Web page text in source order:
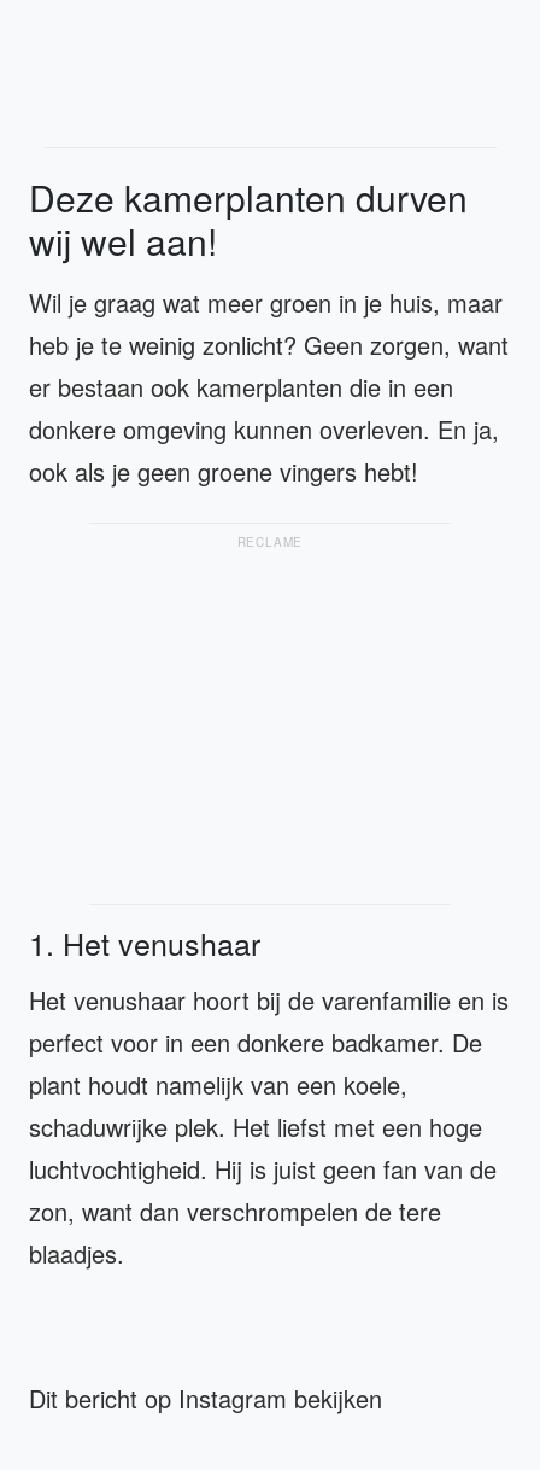
Deze kamerplanten durven
wij wel aan!
Wil je graag wat meer groen in je huis, maar
heb je te weinig zonlicht? Geen zorgen, want
er bestaan ook kamerplanten die in een
donkere omgeving kunnen overleven. En ja,
ook als je geen groene vingers hebt!
RECLAME
1. Het venushaar
Het venushaar hoort bij de varenfamilie en is
perfect voor in een donkere badkamer. De
plant houdt namelijk van een koele,
schaduwrijke plek. Het liefst met een hoge
luchtvochtigheid. Hij is juist geen fan van de
zon, want dan verschrompelen de tere
blaadjes.
Dit bericht op Instagram bekijken